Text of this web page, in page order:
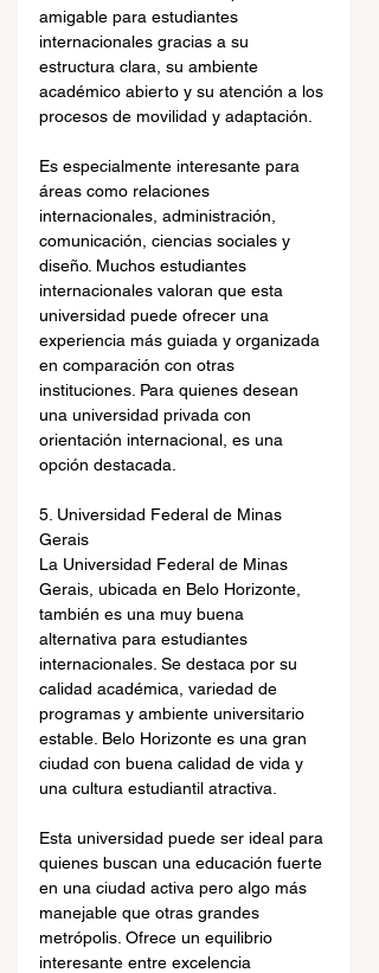
amigable para estudiantes
internacionales gracias a su
estructura clara, su ambiente
académico abierto y su atención a los
procesos de movilidad y adaptación.
Es especialmente interesante para
áreas como relaciones
internacionales, administración,
comunicación, ciencias sociales y
diseño. Muchos estudiantes
internacionales valoran que esta
universidad puede ofrecer una
experiencia más guiada y organizada
en comparación con otras
instituciones. Para quienes desean
una universidad privada con
orientación internacional, es una
opción destacada.
5. Universidad Federal de Minas
Gerais
La Universidad Federal de Minas
Gerais, ubicada en Belo Horizonte,
también es una muy buena
alternativa para estudiantes
internacionales. Se destaca por su
calidad académica, variedad de
programas y ambiente universitario
estable. Belo Horizonte es una gran
ciudad con buena calidad de vida y
una cultura estudiantil atractiva.
Esta universidad puede ser ideal para
quienes buscan una educación fuerte
en una ciudad activa pero algo más
manejable que otras grandes
metrópolis. Ofrece un equilibrio
interesante entre excelencia